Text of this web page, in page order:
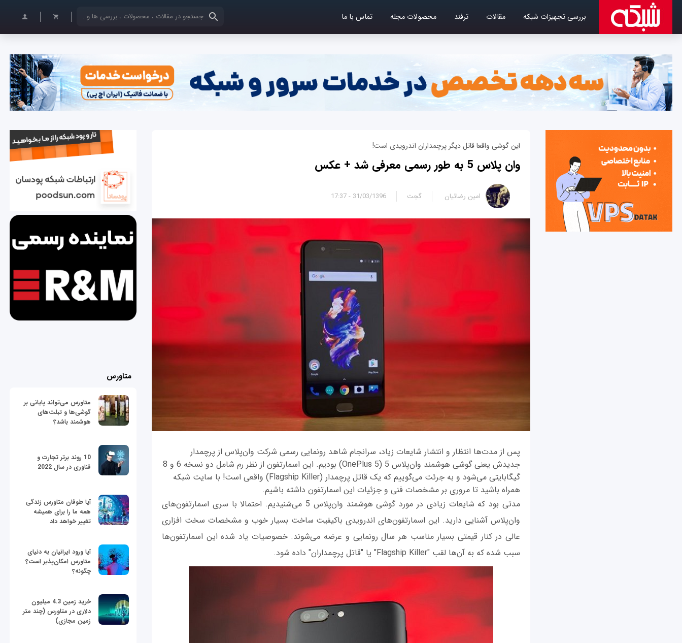
بررسی تجهیزات شبکه مقالات ترفند محصولات مجله تماس با ما کلمات کلیدی خود را وارد کنید
این گوشی واقعا قاتل دیگر پرچمداران اندرویدی است!
وان پلاس 5 به طور رسمی معرفی شد + عکس
31/03/1396 - 17:37 امین رضائیان گجت
پس از مدت‌ها انتظار و انتشار شایعات زیاد، سرانجام شاهد رونمایی رسمی شرکت وان‌پلاس از پرچمدار
جدیدش یعنی گوشی هوشمند وان‌پلاس 5 (OnePlus 5) بودیم. این اسمارتفون از نظر رم شامل دو نسخه 6 و 8
گیگابایتی می‌شود و به جرئت می‌گوییم که یک قاتل پرچمدار (Flagship Killer) واقعی است! با سایت شبکه
همراه باشید تا مروری بر مشخصات فنی و جزئیات این اسمارتفون داشته باشیم.
مدتی بود که شایعات زیادی در مورد گوشی هوشمند وان‌پلاس 5 می‌شنیدیم. احتمالا با سری اسمارتفون‌های
وان‌پلاس آشنایی دارید. این اسمارتفون‌های اندرویدی باکیفیت ساخت بسیار خوب و مشخصات سخت افزاری
عالی در کنار قیمتی بسیار مناسب هر سال رونمایی و عرضه می‌شوند. خصوصیات یاد شده این اسمارتفون‌ها
سبب شده که به آن‌ها لقب "Flagship Killer" یا "قاتل پرچمداران" داده شود.
متاورس
متاورس می‌تواند پایانی بر
گوشی‌ها و تبلت‌های
هوشمند باشد؟
10 روند برتر تجارت و
فناوری در سال 2022
آیا طوفان متاورس زندگی
همه ما را برای همیشه
تغییر خواهد داد
آیا ورود ایرانیان به دنیای
متاورس امکان‌پذیر است؟
چگونه؟
خرید زمین 4.3 میلیون
دلاری در متاورس (چند متر
زمین مجازی)